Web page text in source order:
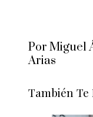
Por Miguel
Arias
También Te